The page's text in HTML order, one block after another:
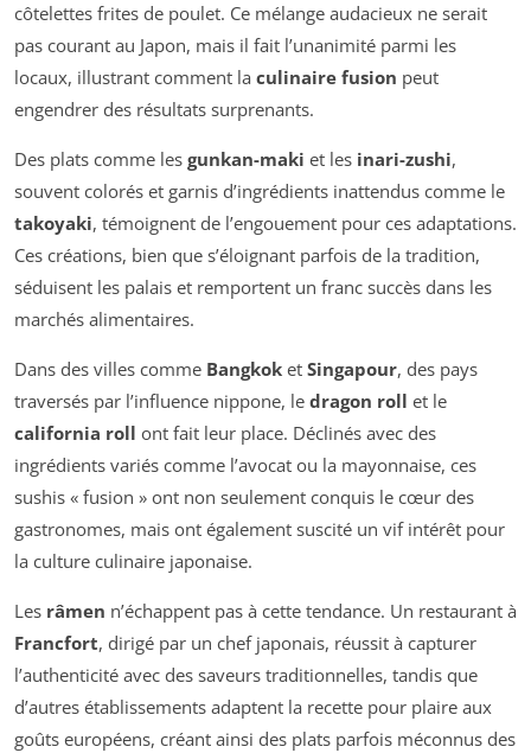
côtelettes frites de poulet. Ce mélange audacieux ne serait
pas courant au Japon, mais il fait l’unanimité parmi les
locaux, illustrant comment la culinaire fusion peut
engendrer des résultats surprenants.
Des plats comme les gunkan-maki et les inari-zushi,
souvent colorés et garnis d’ingrédients inattendus comme le
takoyaki, témoignent de l’engouement pour ces adaptations.
Ces créations, bien que s’éloignant parfois de la tradition,
séduisent les palais et remportent un franc succès dans les
marchés alimentaires.
Dans des villes comme Bangkok et Singapour, des pays
traversés par l’influence nippone, le dragon roll et le
california roll ont fait leur place. Déclinés avec des
ingrédients variés comme l’avocat ou la mayonnaise, ces
sushis « fusion » ont non seulement conquis le cœur des
gastronomes, mais ont également suscité un vif intérêt pour
la culture culinaire japonaise.
Les râmen n’échappent pas à cette tendance. Un restaurant à
Francfort, dirigé par un chef japonais, réussit à capturer
l’authenticité avec des saveurs traditionnelles, tandis que
d’autres établissements adaptent la recette pour plaire aux
goûts européens, créant ainsi des plats parfois méconnus des